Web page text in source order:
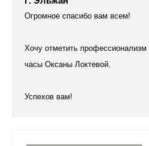
Огромное спасибо вам всем!
Хочу отметить профессионализм
часы Оксаны Локтевой.
Успехов вам!